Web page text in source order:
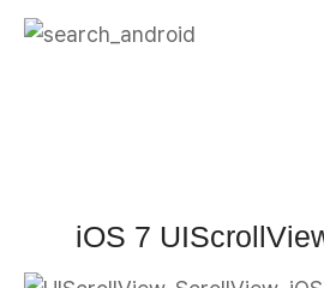
iOS 7